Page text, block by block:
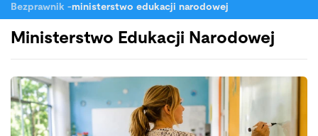
Bezprawnik -ministerstwo edukacji narodowej
Ministerstwo Edukacji Narodowej